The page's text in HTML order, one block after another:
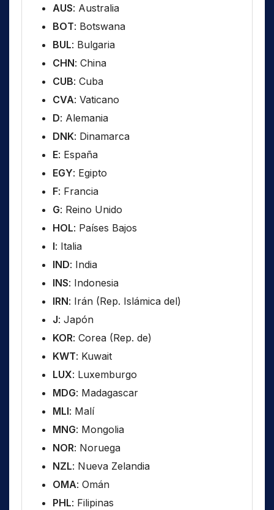
AUS: Australia
BOT: Botswana
BUL: Bulgaria
CHN: China
CUB: Cuba
CVA: Vaticano
D: Alemania
DNK: Dinamarca
E: España
EGY: Egipto
F: Francia
G: Reino Unido
HOL: Países Bajos
I: Italia
IND: India
INS: Indonesia
IRN: Irán (Rep. Islámica del)
J: Japón
KOR: Corea (Rep. de)
KWT: Kuwait
LUX: Luxemburgo
MDG: Madagascar
MLI: Malí
MNG: Mongolia
NOR: Noruega
NZL: Nueva Zelandia
OMA: Omán
PHL: Filipinas